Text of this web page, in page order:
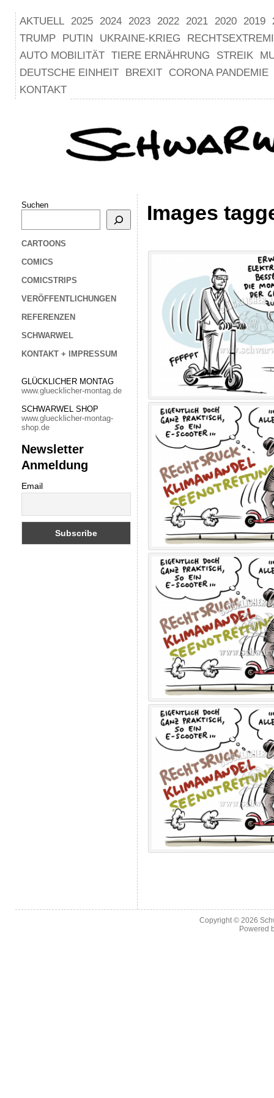
AKTUELL 2025 2024 2023 2022 2021 2020 2019
TRUMP
PUTIN UKRAINE-KRIEG
AUTO MOBILITÄT TIERE ERNÄHRUNG STREIK
DEUTSCHE EINHEIT
BREXIT
CORONA PANDEMIE
KONTAKT
Suchen
CARTOONS
COMICS
COMICSTRIPS
VERÖFFENTLICHUNGEN
REFERENZEN
SCHWARWEL
KONTAKT + IMPRESSUM
GLÜCKLICHER MONTAG
www.gluecklicher-montag.de
SCHWARWEL SHOP
www.gluecklicher-montag-
shop.de
Newsletter
Anmeldung
Email
Images
Copyright © 2026
Powered